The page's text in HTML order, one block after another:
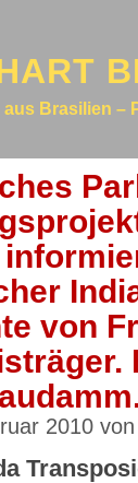
Brasilien –
von
2010